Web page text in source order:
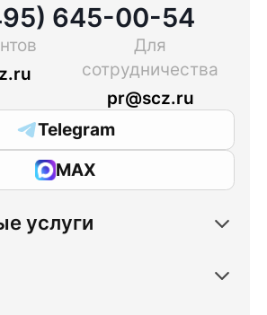
645-00-54
Для
сотрудничества
pr@scz.ru
Telegram
MAX
услуги